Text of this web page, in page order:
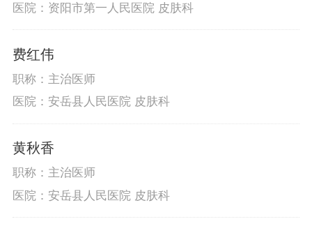
医院：资阳市第一人民医院 皮肤科
费红伟
职称：主治医师
医院：安岳县人民医院 皮肤科
黄秋香
职称：主治医师
医院：安岳县人民医院 皮肤科